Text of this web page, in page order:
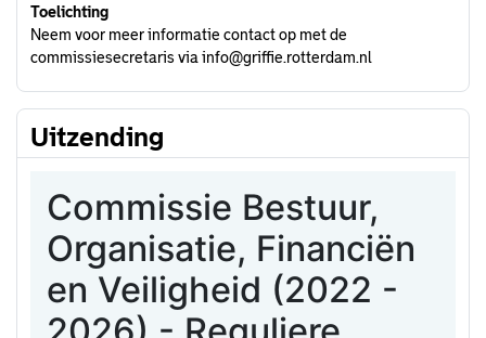
Toelichting
Neem voor meer informatie contact op met de
commissiesecretaris via info@griffie.rotterdam.nl
Uitzending